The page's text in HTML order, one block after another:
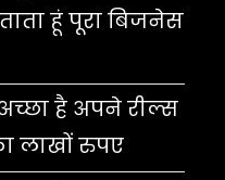
हूं पूरा बिजनेस
है अपने रील्स
लाखों रुपए